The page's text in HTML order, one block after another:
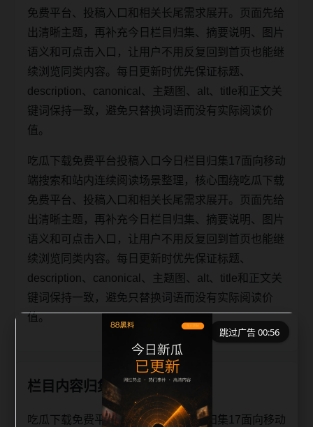
免费平台、投稿入口和相关长尾需求展开。页面先给
出清晰主题，再补充今日栏目归集、摘要说明、图片
语义和可点击入口，让用户不用反复回到首页也能继
续浏览同类内容。每日更新时优先保证标题、
description、canonical、主题图、alt、title和正文关
键词保持一致，避免只替换词语而没有实际阅读价
值。
吃瓜下载免费平台投稿入口今日栏目归集17面向移动
端搜索和站内连续阅读场景整理，核心围绕吃瓜下载
免费平台、投稿入口和相关长尾需求展开。页面先给
出清晰主题，再补充今日栏目归集、摘要说明、图片
语义和可点击入口，让用户不用反复回到首页也能继
续浏览同类内容。每日更新时优先保证标题、
description、canonical、主题图、alt、title和正文关
键词保持一致，避免只替换词语而没有实际阅读价
值。
栏目内容归集
吃瓜下载免费平台投稿入口今日栏目归集17面向移动
跳过广告 00:56